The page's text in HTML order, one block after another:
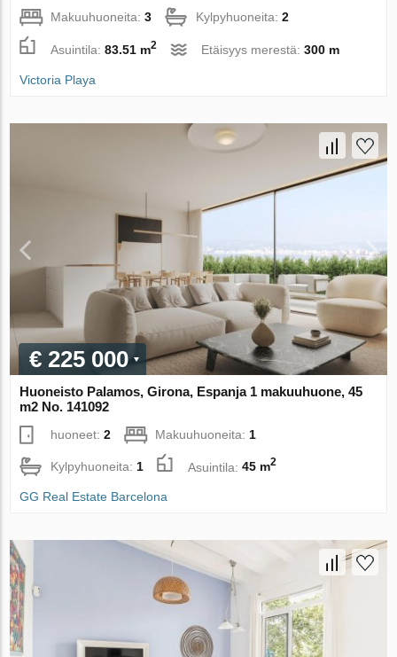
Makuuhuoneita:3 Kylpyhuoneita:2
Asuintila:83.51 m2 Etäisyys merestä:300 m
Victoria Playa
€ 225 000
Huoneisto Palamos, Girona, Espanja 1 makuuhuone, 45
m2 No. 141092
huoneet:2 Makuuhuoneita: 1
Kylpyhuoneita: 1 Asuintila:45 m2
GG Real Estate Barcelona